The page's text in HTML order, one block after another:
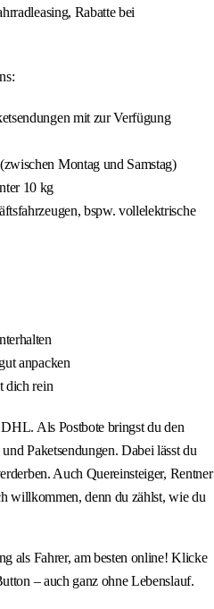
Rabatte bei
mit zur Verfügung
Montag und Samstag)
10 kg
bspw. vollelektrische
anpacken
dich rein
Als Postbote bringst du den
Paketsendungen. Dabei lässt du
Auch Quereinsteiger, Rentner
willkommen, denn du zählst, wie du
als Fahrer, am besten online! Klicke
– auch ganz ohne Lebenslauf.